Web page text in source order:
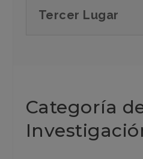
Tercer Lugar
Categoría